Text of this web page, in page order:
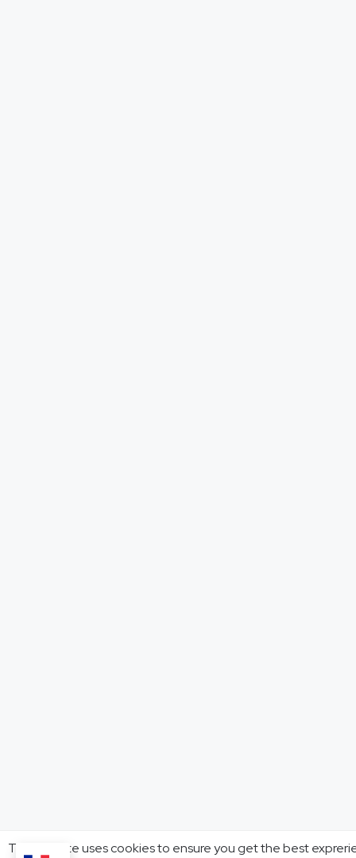
This website uses cookies to ensure you get the best